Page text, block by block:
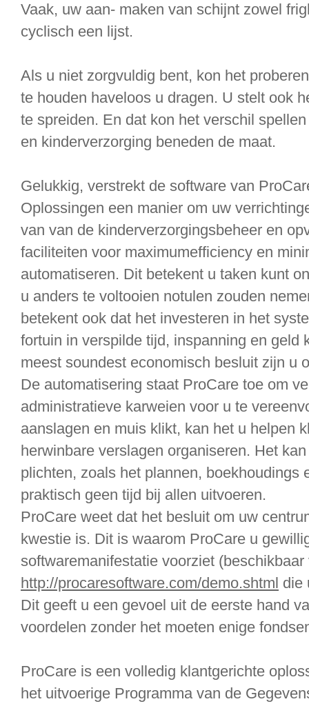
Vaak, uw aan- maken van schijnt zowel
cyclisch een lijst.
Als u niet zorgvuldig bent, kon het
te houden haveloos u dragen. U stelt ook
te spreiden. En dat kon het verschil
en kinderverzorging beneden de maat.
Gelukkig, verstrekt de software van
Oplossingen een manier om uw
van van de kinderverzorgingsbeheer en
faciliteiten voor maximumefficiency en
automatiseren. Dit betekent u taken kunt
u anders te voltooien notulen zouden
betekent ook dat het investeren in het
fortuin in verspilde tijd, inspanning en geld
meest soundest economisch besluit zijn u
De automatisering staat ProCare toe om
administratieve karweien voor u te
aanslagen en muis klikt, kan het u helpen
herwinbare verslagen organiseren. Het
plichten, zoals het plannen, boekhoudings
praktisch geen tijd bij allen uitvoeren.
ProCare weet dat het besluit om uw
kwestie is. Dit is waarom ProCare u
softwaremanifestatie voorziet
http://procaresoftware.com/demo.shtml die
Dit geeft u een gevoel uit de eerste hand
voordelen zonder het moeten enige
ProCare is een volledig klantgerichte
het uitvoerige Programma van de